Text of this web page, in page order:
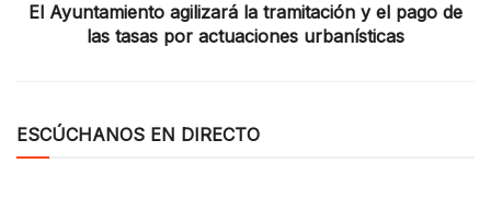
El Ayuntamiento agilizará la tramitación y el pago de
las tasas por actuaciones urbanísticas
ESCÚCHANOS EN DIRECTO